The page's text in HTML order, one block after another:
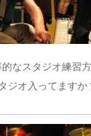
なスタジオ練習
ジオ入ってますか